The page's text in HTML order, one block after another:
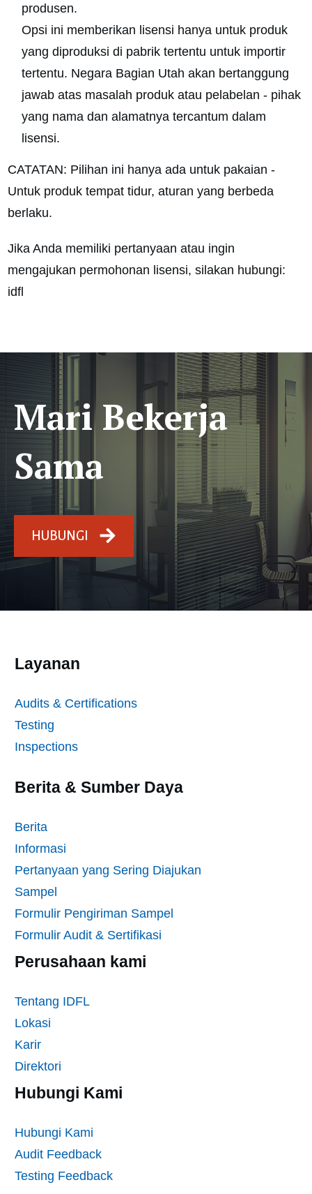
produsen.
Opsi ini memberikan lisensi hanya untuk produk
yang diproduksi di pabrik tertentu untuk importir
tertentu. Negara Bagian Utah akan bertanggung
jawab atas masalah produk atau pelabelan - pihak
yang nama dan alamatnya tercantum dalam
lisensi.
CATATAN: Pilihan ini hanya ada untuk pakaian -
Untuk produk tempat tidur, aturan yang berbeda
berlaku.
Jika Anda memiliki pertanyaan atau ingin
mengajukan permohonan lisensi, silakan hubungi:
idfl
Mari Bekerja
Sama
HUBUNGI
Layanan
Audits & Certifications
Testing
Inspections
Berita & Sumber Daya
Berita
Informasi
Pertanyaan yang Sering Diajukan
Sampel
Formulir Pengiriman Sampel
Formulir Audit & Sertifikasi
Perusahaan kami
Tentang IDFL
Lokasi
Karir
Direktori
Hubungi Kami
Hubungi Kami
Audit Feedback
Testing Feedback